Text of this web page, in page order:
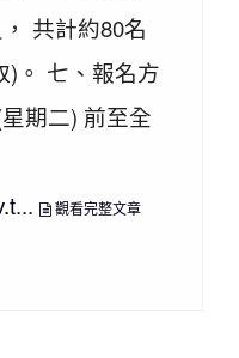
共計約80名
)。 七、報名方
期二) 前至全
... 觀看完整文章